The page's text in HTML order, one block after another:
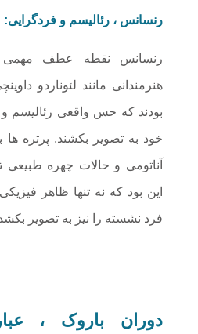
رنسانس ، رئالیسم و فردگرایی:
رنسانس نقطه عطف مهمی
هنرمندانی مانند لئوناردو
بودند که حس واقعی رئالیسم
خود به تصویر بکشند. پرتره ها
آناتومی و حالات چهره
این بود که نه تنها ظاهر
فرد نشسته را نیز به تصویر
دوران باروک ،